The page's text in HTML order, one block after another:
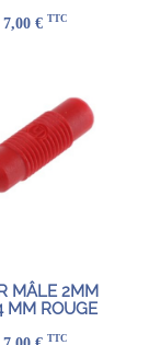
€ TTC
MÂLE 2MM
MM ROUGE
TTC